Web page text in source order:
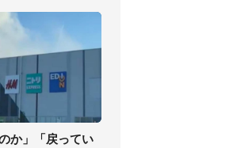
か」「戻ってい